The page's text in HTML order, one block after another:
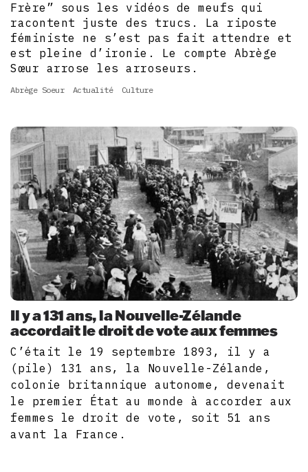
Frère” sous les vidéos de meufs qui
racontent juste des trucs. La riposte
féministe ne s’est pas fait attendre et
est pleine d’ironie. Le compte Abrège
Sœur arrose les arroseurs.
Abrège Soeur Actualité Culture
Il y a 131 ans, la Nouvelle-Zélande
accordait le droit de vote aux femmes
C’était le 19 septembre 1893, il y a
(pile) 131 ans, la Nouvelle-Zélande,
colonie britannique autonome, devenait
le premier État au monde à accorder aux
femmes le droit de vote, soit 51 ans
avant la France.